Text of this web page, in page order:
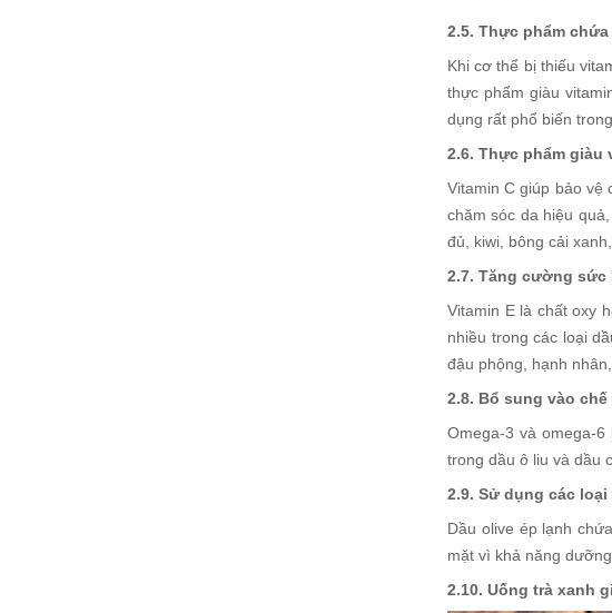
2.5. Thực phẩm
Khi cơ thể bị thiếu
thực phẩm giàu
dụng rất phổ biến
2.6. Thực phẩm giàu
Vitamin C giúp bảo vệ
chăm sóc da hiệu
đủ, kiwi, bông cải
2.7. Tăng cường sức
Vitamin E là chất oxy
nhiều trong các loại
đậu phộng, hạnh
2.8. Bổ sung vào
Omega-3 và omega-
trong dầu ô liu và dầu
2.9. Sử dụng các
Dầu olive ép lạnh
mặt vì khả năng
2.10. Uống trà xanh